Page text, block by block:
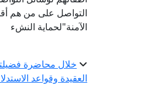
الآمنة"لحماية النشء
خلال محاضرة
العقيدة وقواعد